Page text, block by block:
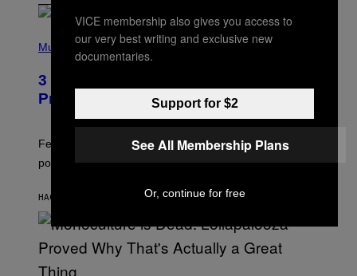
P
T
O
B
A
C
O
U
S
E
Music
3 Insufferable Pop Music Tropes That
Predate the Gen Alpha Melody
Featuring some of the worst Millennial-era offenses in
pop music clichés.
HACE 46 MINUTOS LAUREN BOISVERT
VICE membership also gives you access to
our very best writing and exclusive new
documentaries.
Support for $2
See All Membership Plans
Or, continue for free